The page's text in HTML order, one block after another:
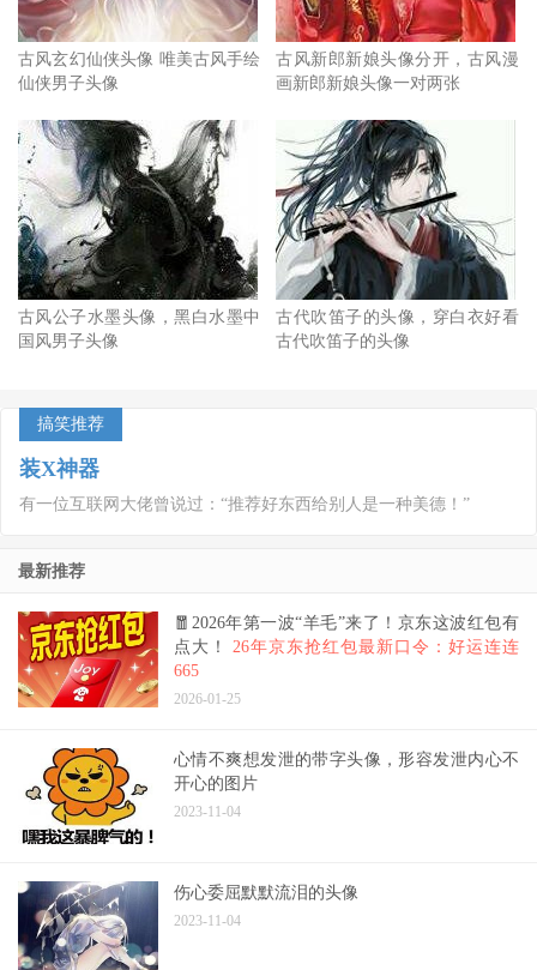
古风玄幻仙侠头像 唯美古风手绘
仙侠男子头像
古风新郎新娘头像分开，古风漫
画新郎新娘头像一对两张
古风公子水墨头像，黑白水墨中
国风男子头像
古代吹笛子的头像，穿白衣好看
古代吹笛子的头像
搞笑推荐
装X神器
有一位互联网大佬曾说过：“推荐好东西给别人是一种美德！”
最新推荐
🧧2026年第一波“羊毛”来了！京东这波红包有
点大！ 26年京东抢红包最新口令：好运连连
665
2026-01-25
心情不爽想发泄的带字头像，形容发泄内心不
开心的图片
2023-11-04
伤心委屈默默流泪的头像
2023-11-04